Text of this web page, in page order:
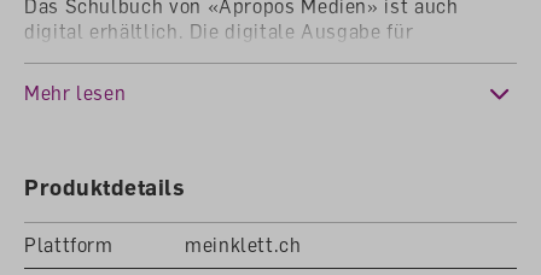
Das Schulbuch von «Apropos Medien» ist auch
digital erhältlich. Die digitale Ausgabe für
Lehrpersonen (DAL) bietet nebst einer
übersichtlichen Navigation auch eine praktische
Volltextsuche. Es lassen sich einfach Seiten oder
die Wand, fokussieren und zoomen Ausschnitte.
Das Lehrmittel kann unabhängig oder in Kombination
mit «Einfach Informatik» eingesetzt werden, je nach
Mehr lesen
Produktdetails
Plattform
meinklett.ch